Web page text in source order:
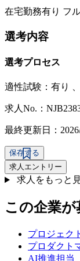
在宅勤務有り フ
選考内容
選考プロセス
適性試験： 有り
求人No.：
最終更新日：
保存する
求人エントリー
求人をもっと
この企業
プロジェク
プロダクト
AI推進担当